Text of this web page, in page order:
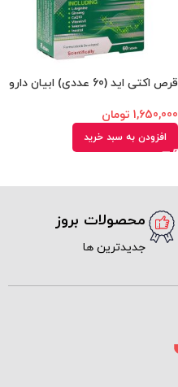
قرص اکتی اید (60 عددی) ابیان دارو
1,650,000 تومان
افزودن به سبد خرید
محصولات بروز
جدیدترین ها